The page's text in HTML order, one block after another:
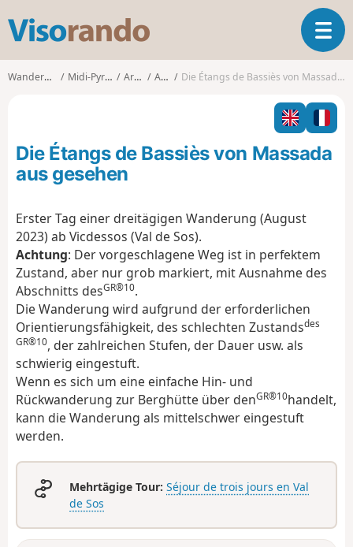
s
o
o
T
o
l
n
a
o
Wanderungen Midi-Pyrénées Ariège Auzat Die Étangs de Bassiès von Massada aus gesehen
Die Étangs de Bassiès von Massada
aus gesehen
Erster Tag einer dreitägigen Wanderung (August
2023) ab Vicdessos (Val de Sos).
Achtung: Der vorgeschlagene Weg ist in perfektem
Zustand, aber nur grob markiert, mit Ausnahme des
Abschnitts desGR®10.
Die Wanderung wird aufgrund der erforderlichen
Orientierungsfähigkeit, des schlechten Zustandsdes
GR®10, der zahlreichen Stufen, der Dauer usw. als
schwierig eingestuft.
Wenn es sich um eine einfache Hin- und
Rückwanderung zur Berghütte über denGR®10handelt,
kann die Wanderung als mittelschwer eingestuft
werden.
Mehrtägige Tour: Séjour de trois jours en Val
de Sos